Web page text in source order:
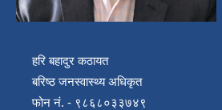
हरि बहादुर कठायत
बरिष्ठ जनस्वास्थ्य अधिकृत
फोन नं. - ९८६८०३३७४९